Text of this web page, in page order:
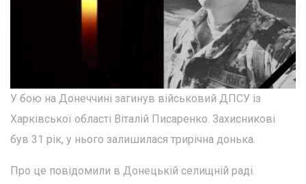
У бою на Донеччині загинув військовий ДПСУ із
Харківської області Віталій Писаренко. Захисникові
був 31 рік, у нього залишилася трирічна донька.
Про це повідомили в Донецькій селищній раді.